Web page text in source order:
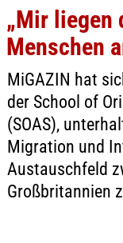
„Mir liegen
Menschen
MiGAZIN hat
der School of
(SOAS),
Migration und
Austauschfeld
Großbritannien